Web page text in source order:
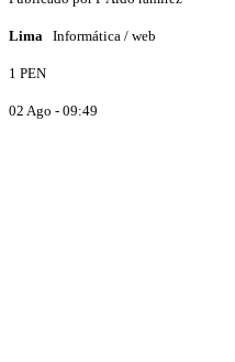
Lima Informática / web
1 PEN
02 Ago - 09:49